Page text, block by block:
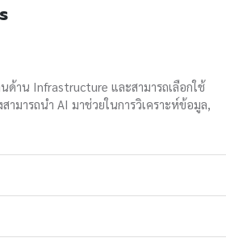
ด้าน Infrastructure และสามารถเลือกใช้
มารถนำ AI มาช่วยในการวิเคราะห์ข้อมูล,